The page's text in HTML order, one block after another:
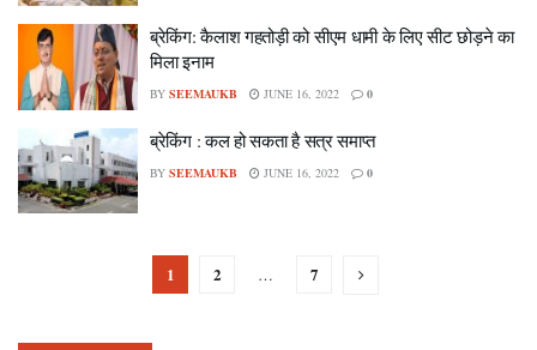
ब्रेकिंग: कैलाश गहतोड़ी को सीएम धामी के लिए सीट छोड़ने का
मिला इनाम
BY SEEMAUKB JUNE 16, 2022 0
ब्रेकिंग : कल हो सकता है सत्र समाप्त
BY SEEMAUKB JUNE 16, 2022 0
1 2 … 7